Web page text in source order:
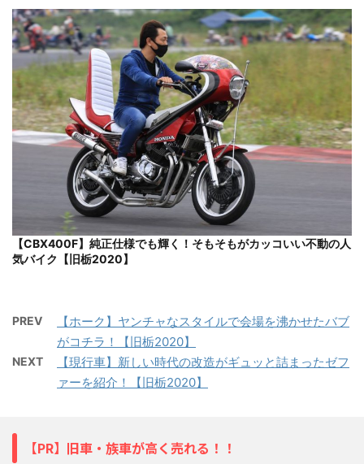
【CBX400F】純正仕様でも輝く！そもそもがカッコいい不動の人
気バイク【旧栃2020】
PREV
【ホーク】ヤンチャなスタイルで会場を沸かせたバブ
がコチラ！【旧栃2020】
NEXT
【現行車】新しい時代の改造がギュッと詰まったゼフ
ァーを紹介！【旧栃2020】
【PR】旧車・族車が高く売れる！！